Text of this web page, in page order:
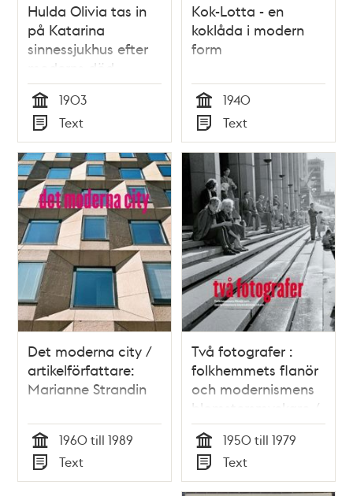
Hulda Olivia tas in
på Katarina
sinnessjukhus efter
moderns död -
sjukjournal 1903
Tid
1903
Typ
Text
Kok-Lotta - en
koklåda i modern
form
Tid
1940
Typ
Text
Det moderna city /
artikelförfattare:
Marianne Strandin
Tid
1960 till 1989
Typ
Text
Två fotografer :
folkhemmets flanör
och modernismens
blomstersmyckare /
artikelförfattare:
Mariann Odelhall
Tid
1950 till 1979
Typ
Text